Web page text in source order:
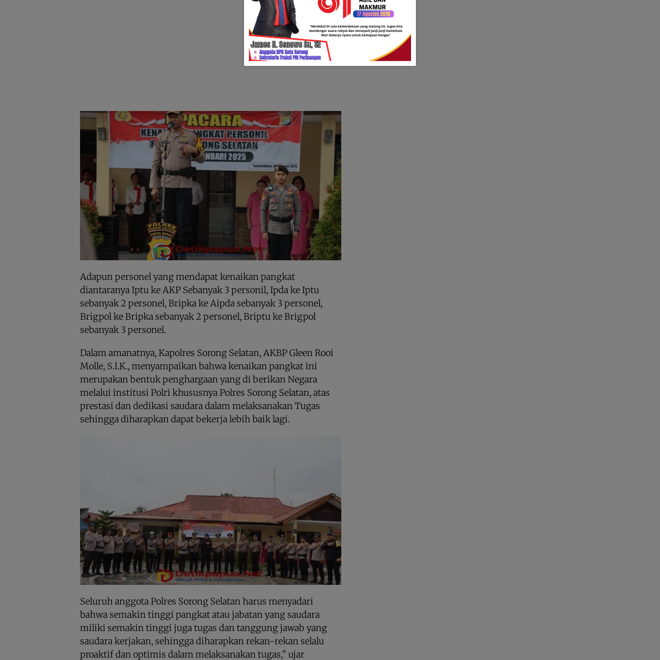
Adapun personel yang mendapat kenaikan pangkat
diantaranya Iptu ke AKP Sebanyak 3 personil, Ipda ke Iptu
sebanyak 2 personel, Bripka ke Aipda sebanyak 3 personel,
Brigpol ke Bripka sebanyak 2 personel, Briptu ke Brigpol
sebanyak 3 personel.
Dalam amanatnya, Kapolres Sorong Selatan, AKBP Gleen Rooi
Molle, S.I.K., menyampaikan bahwa kenaikan pangkat ini
merupakan bentuk penghargaan yang di berikan Negara
melalui institusi Polri khususnya Polres Sorong Selatan, atas
prestasi dan dedikasi saudara dalam melaksanakan Tugas
sehingga diharapkan dapat bekerja lebih baik lagi.
Seluruh anggota Polres Sorong Selatan harus menyadari
bahwa semakin tinggi pangkat atau jabatan yang saudara
miliki semakin tinggi juga tugas dan tanggung jawab yang
saudara kerjakan, sehingga diharapkan rekan-rekan selalu
proaktif dan optimis dalam melaksanakan tugas,” ujar